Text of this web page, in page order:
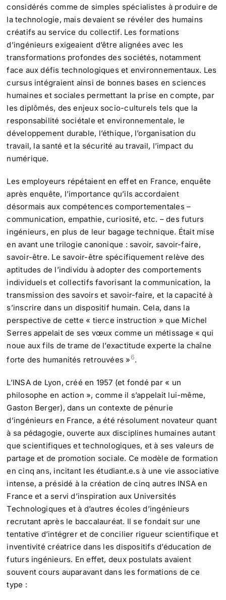
considérés comme de simples spécialistes à produire de
la technologie, mais devaient se révéler des humains
créatifs au service du collectif. Les formations
d’ingénieurs exigeaient d’être alignées avec les
transformations profondes des sociétés, notamment
face aux défis technologiques et environnementaux. Les
cursus intégraient ainsi de bonnes bases en sciences
humaines et sociales permettant la prise en compte, par
les diplômés, des enjeux socio-culturels tels que la
responsabilité sociétale et environnementale, le
développement durable, l’éthique, l’organisation du
travail, la santé et la sécurité au travail, l’impact du
numérique.
Les employeurs répétaient en effet en France, enquête
après enquête, l’importance qu’ils accordaient
désormais aux compétences comportementales –
communication, empathie, curiosité, etc. – des futurs
ingénieurs, en plus de leur bagage technique. Était mise
en avant une trilogie canonique : savoir, savoir-faire,
savoir-être. Le savoir-être spécifiquement relève des
aptitudes de l’individu à adopter des comportements
individuels et collectifs favorisant la communication, la
transmission des savoirs et savoir-faire, et la capacité à
s’inscrire dans un dispositif humain. Cela, dans la
perspective de cette « tierce instruction » que Michel
Serres appelait de ses vœux comme un métissage « qui
noue aux fils de trame de l’exactitude experte la chaîne
forte des humanités retrouvées »6.
L’INSA de Lyon, créé en 1957 (et fondé par « un
philosophe en action », comme il s’appelait lui-même,
Gaston Berger), dans un contexte de pénurie
d’ingénieurs en France, a été résolument novateur quant
à sa pédagogie, ouverte aux disciplines humaines autant
que scientifiques et technologiques, et à ses valeurs de
partage et de promotion sociale. Ce modèle de formation
en cinq ans, incitant les étudiant.e.s à une vie associative
intense, a présidé à la création de cinq autres INSA en
France et a servi d’inspiration aux Universités
Technologiques et à d’autres écoles d’ingénieurs
recrutant après le baccalauréat. Il se fondait sur une
tentative d’intégrer et de concilier rigueur scientifique et
inventivité créatrice dans les dispositifs d’éducation de
futurs ingénieurs. En effet, deux postulats avaient
souvent cours auparavant dans les formations de ce
type :